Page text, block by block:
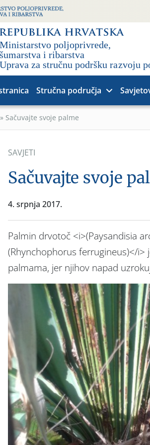
Stručna područja
» Sačuvajte svoje palme
SAVJETI
Sačuvajte svoje
4. srpnja 2017.
Palmin drvotoč <i>(Paysandisia
(Rhynchophorus ferrugineus)</i>
palmama, jer njihov napad